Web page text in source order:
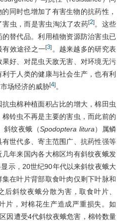
同时也增加了有害生物的抗药性，
虫，而是害虫淘汰了农药[2]。这些
替代品。利用植物资源防治害虫已
有效途径之一[3] 。越来越多的研究表
好、对昆虫天敌无害、对环境无污
于人类的健康与社会生产，也有利
场经济的威胁[4]。
虫棉种植面积占比的增大，棉田虫
铃虫不再是主要的害虫，而此前的
斜纹夜蛾（Spodoptera litura）属鳞
世代多、寄主范围广、抗药性强等
年来国内各大棉区均有斜纹夜蛾发
显示，20世纪90年代以来斜纹夜蛾大
在叶片背部取食叶肉仅剩下叶脉和
后斜纹夜蛾分散为害，取食叶片、
片，对棉花生产造成严重损失。如
因遭受4代斜纹夜蛾危害，棉铃数量